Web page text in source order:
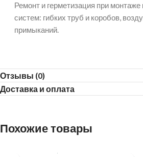
Ремонт и герметизация при
систем: гибких труб и коробов,
примыканий.
Отзывы (0)
Доставка и оплата
Похожие товары